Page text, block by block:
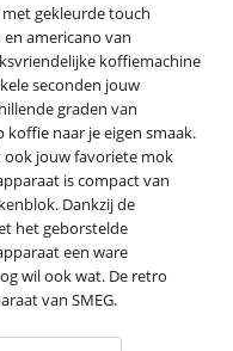
met gekleurde touch
americano van
koffiemachine
seconden jouw
graden van
koffie naar je eigen smaak.
ook jouw favoriete mok
is compact van
Dankzij de
het geborstelde
een ware
wil ook wat. De retro
van SMEG.